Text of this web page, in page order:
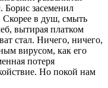
Борис засеменил
Скорее в душ, смыть
вытирая платком
стал. Ничего, ничего,
вирусом, как его
потеря
Но покой нам